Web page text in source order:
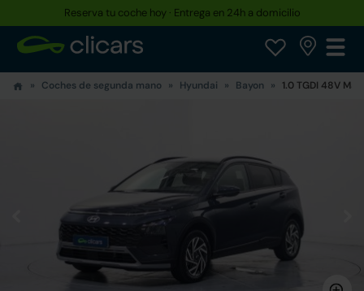
Reserva tu coche hoy · Entrega en 24h a domicilio
Coches de segunda mano Hyundai Bayon 1.0 TGDI 48V